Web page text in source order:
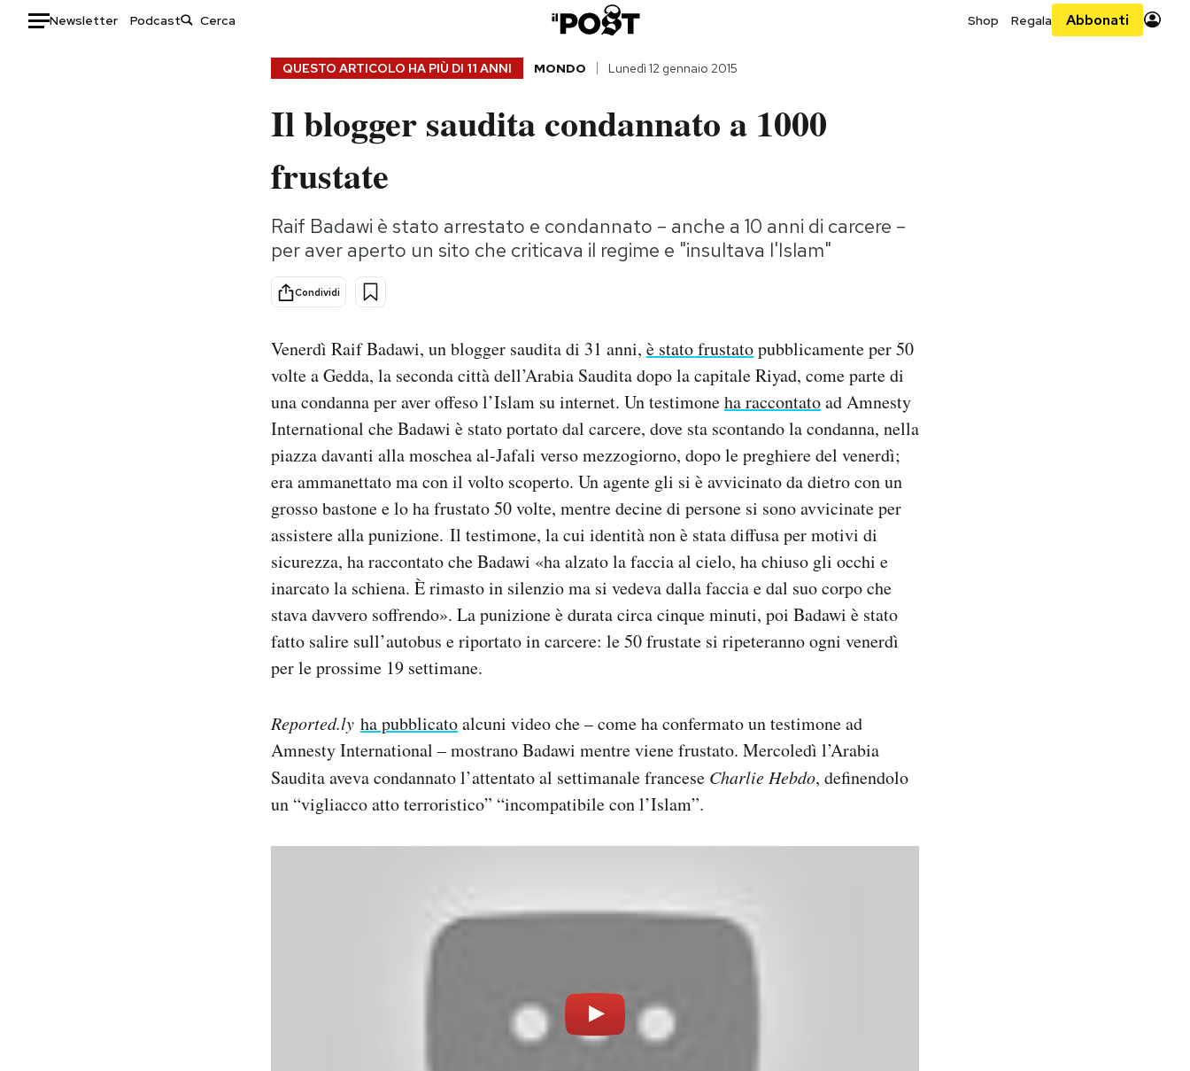
Newsletter Podcast Shop Regala Abbonati
Storie/Idee
Ok Boomer!
Mondiali calcio 2026
QUESTO ARTICOLO HA PIÙ DI 11 ANNI MONDO Lunedì 12 gennaio 2015
Il blogger saudita condannato a 1000
frustate
Raif Badawi è stato arrestato e condannato – anche a 10 anni di carcere –
per aver aperto un sito che criticava il regime e "insultava l'Islam"
Condividi
Venerdì Raif Badawi, un blogger saudita di 31 anni, è stato frustatopubblicamente per 50
volte a Gedda, la seconda città dell’Arabia Saudita dopo la capitale Riyad, come parte di
una condanna per aver offeso l’Islam su internet. Un testimoneha raccontatoad Amnesty
International che Badawi è stato portato dal carcere, dove sta scontando la condanna, nella
piazza davanti alla moschea al-Jafali verso mezzogiorno, dopo le preghiere del venerdì;
era ammanettato ma con il volto scoperto. Un agente gli si è avvicinato da dietro con un
grosso bastone e lo ha frustato 50 volte, mentre decine di persone si sono avvicinate per
assistere alla punizione. Il testimone, la cui identità non è stata diffusa per motivi di
sicurezza, ha raccontato che Badawi «ha alzato la faccia al cielo, ha chiuso gli occhi e
inarcato la schiena. È rimasto in silenzio ma si vedeva dalla faccia e dal suo corpo che
stava davvero soffrendo». La punizione è durata circa cinque minuti, poi Badawi è stato
fatto salire sull’autobus e riportato in carcere: le 50 frustate si ripeteranno ogni venerdì
per le prossime 19 settimane.
Reported.ly ha pubblicatoalcuni video che – come ha confermato un testimone ad
Amnesty International – mostrano Badawi mentre viene frustato. Mercoledì l’Arabia
Saudita aveva condannato l’attentato al settimanale francese Charlie Hebdo, definendolo
un “vigliacco atto terroristico” “incompatibile con l’Islam”.